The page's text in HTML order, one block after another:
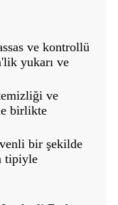
ve kontrollü
yukarı ve
ve
birlikte
bir şekilde
tipiyle